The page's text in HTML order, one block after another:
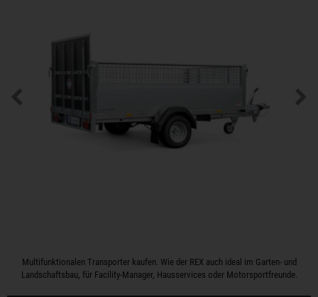
Multifunktionalen Transporter kaufen. Wie der REX auch ideal im Garten- und
Landschaftsbau, für Facility-Manager, Hausservices oder Motorsportfreunde.